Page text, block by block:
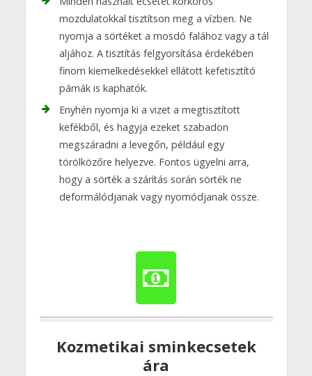
mozdulatokkal tisztítson meg a vízben. Ne
nyomja a sörtéket a mosdó falához vagy a tál
aljához. A tisztítás felgyorsítása érdekében
finom kiemelkedésekkel ellátott kefetisztító
párnák is kaphatók.
Enyhén nyomja ki a vizet a megtisztított
kefékből, és hagyja ezeket szabadon
megszáradni a levegőn, például egy
törölközőre helyezve. Fontos ügyelni arra,
hogy a sörték a szárítás során sörték ne
deformálódjanak vagy nyomódjanak össze.
Kozmetikai sminkecsetek
ára